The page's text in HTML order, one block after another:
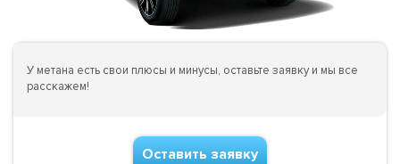
У метана есть свои плюсы и минусы, оставьте заявку и мы все
расскажем!
Оставить заявку